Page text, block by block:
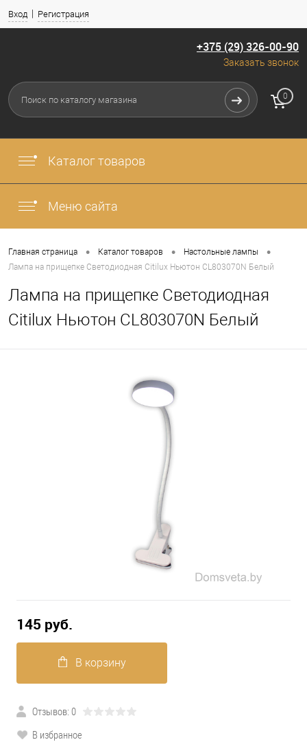
Вход Регистрация
+375 (29) 326-00-90
Заказать звонок
Меню сайта
Каталог товаров
0
Главная страница • Каталог товаров • Настольные лампы •
Лампа на прищепке Светодиодная Citilux Ньютон CL803070N Белый
Лампа на прищепке Светодиодная
Citilux Ньютон CL803070N Белый
145 pуб.
В корзину
Отзывов: 0
В избранное